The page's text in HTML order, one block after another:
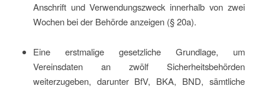
Anschrift und Verwendungszweck innerhalb von zwei
Wochen bei der Behörde anzeigen (§ 20a).
Eine erstmalige gesetzliche Grundlage, um
Vereinsdaten an zwölf Sicherheitsbehörden
weiterzugeben, darunter BfV, BKA, BND, sämtliche